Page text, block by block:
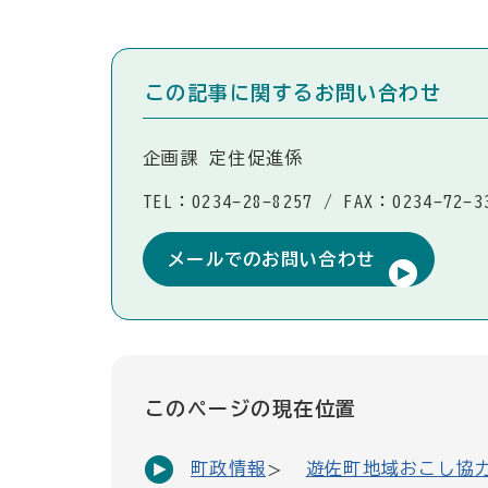
この記事に関するお問い合わせ
企画課 定住促進係
TEL：0234-28-8257 / FAX：0234-72-
メールでのお問い合わせ
このページの現在位置
町政情報 遊佐町地域おこし協